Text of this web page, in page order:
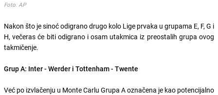
Foto: AP
Nakon što je sinoć odigrano drugo kolo Lige prvaka u grupama E, F, G i
H, večeras će biti odigrano i osam utakmica iz preostalih grupa ovog
takmičenje.
Grup A: Inter - Werder i Tottenham - Twente
Već po izvlačenju u Monte Carlu Grupa A označena je kao potencijalno